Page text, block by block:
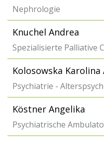
Nephrologie
Knuchel Andrea
Spezialisierte Palliative
Kolosowska Karolina
Psychiatrie -
Köstner Angelika
Psychiatrische